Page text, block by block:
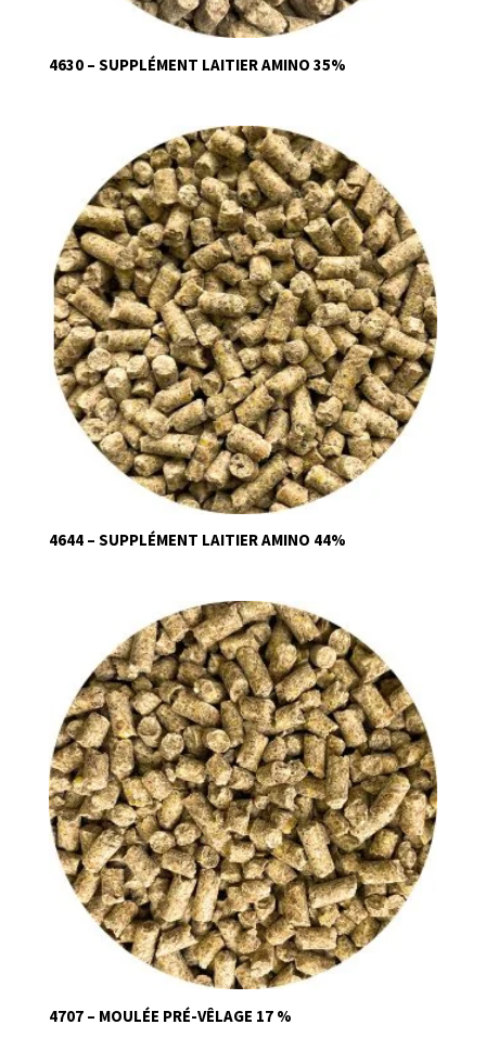
4630 – SUPPLÉMENT LAITIER AMINO 35%
4644 – SUPPLÉMENT LAITIER AMINO 44%
4707 – MOULÉE PRÉ-VÊLAGE 17 %